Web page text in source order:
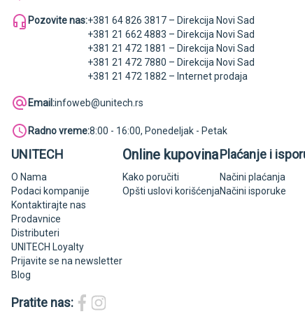
Pozovite nas:+381 64 826 3817 – Direkcija Novi Sad
+381 21 662 4883 – Direkcija Novi Sad
+381 21 472 1881 – Direkcija Novi Sad
+381 21 472 7880 – Direkcija Novi Sad
+381 21 472 1882 – Internet prodaja
Email:infoweb@unitech.rs
Radno vreme:8:00 - 16:00, Ponedeljak - Petak
UNITECH
O Nama
Podaci kompanije
Kontaktirajte nas
Prodavnice
Distributeri
UNITECH Loyalty
Prijavite se na newsletter
Blog
Online kupovina
Kako poručiti
Opšti uslovi korišćenja
Plaćanje i
Načini plaćanja
Načini isporuke
Pratite nas: